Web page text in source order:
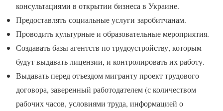
консультациями в открытии бизнеса в Украине.
Предоставлять социальные услуги заробитчанам.
Проводить культурные и образовательные мероприятия.
Создавать базы агентств по трудоустройству, которым
будут выдавать лицензии, и контролировать их работу.
Выдавать перед отъездом мигранту проект трудового
договора, заверенный работодателем (с количеством
рабочих часов, условиями труда, информацией о